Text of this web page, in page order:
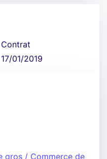
Contrat
17/01/2019
gros / Commerce de